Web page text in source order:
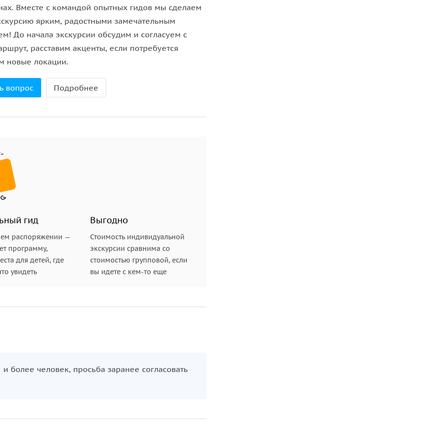
Пхукет
. Первый — идеален для
— для динамичного шопинга и сувениров.
и, если нужно, кофе-паузы.
Лас-Вегаса;
с живыми боями.
вRed Hot Club
, где живая музыка, танцы и
этого насыщенного дня.
Вместе с командой опытных гидов мы сделаем
ярким, радостными замечательным
До начала экскурсии обсудим и согласуем с
расставим акценты, если потребуется
новые локации.
вопрос Подробнее
гид
распоряжении —
программу,
для детей, где
увидеть
Выгодно
Стоимость индивидуальной
экскурсии сравнима со
стоимостью групповой, если
вы идете с кем-то еще
более человек, просьба заранее согласовать